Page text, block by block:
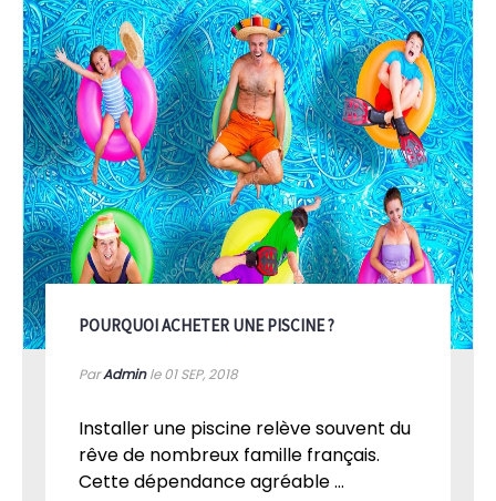
POURQUOI ACHETER UNE PISCINE ?
ParAdminle 01SEP, 2018
Installer une piscine relève souvent du
rêve de nombreux famille français.
Cette dépendance agréable ...